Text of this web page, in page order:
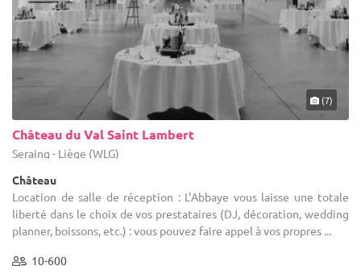
(7)
Château du Val Saint Lambert
Seraing - Liège (WLG)
Château
Location de salle de réception : L’Abbaye vous laisse une totale
liberté dans le choix de vos prestataires (DJ, décoration, wedding
planner, boissons, etc.) : vous pouvez faire appel à vos propres ...
10-600